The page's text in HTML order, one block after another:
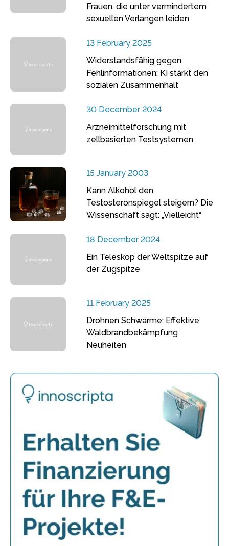
Frauen, die unter vermindertem
sexuellen Verlangen leiden
13 February 2025
Widerstandsfähig gegen
Fehlinformationen: KI stärkt den
sozialen Zusammenhalt
30 December 2024
Arzneimittelforschung mit
zellbasierten Testsystemen
15 January 2003
Kann Alkohol den
Testosteronspiegel steigern? Die
Wissenschaft sagt: „Vielleicht“
18 December 2024
Ein Teleskop der Weltspitze auf
der Zugspitze
11 February 2025
Drohnen Schwärme: Effektive
Waldbrandbekämpfung
Neuheiten